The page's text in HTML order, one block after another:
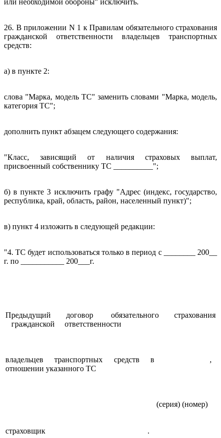
26. В приложении N 1 к Правилам обязательного страхования
гражданской ответственности владельцев транспортных
средств:
а) в пункте 2:
слова "Марка, модель ТС" заменить словами "Марка, модель,
категория ТС";
дополнить пункт абзацем следующего содержания:
"Класс, зависящий от наличия страховых выплат,
присвоенный собственнику ТС __________";
б) в пункте 3 исключить графу "Адрес (индекс, государство,
республика, край, область, район, населенный пункт)";
в) пункт 4 изложить в следующей редакции:
"4. ТС будет использоваться только в период с ________ 200__
г. по ___________ 200___г.
Предыдущий договор обязательного страхования
гражданской ответственности
владельцев транспортных средств в
отношении указанного ТС
,
(серия) (номер)
страховщик .